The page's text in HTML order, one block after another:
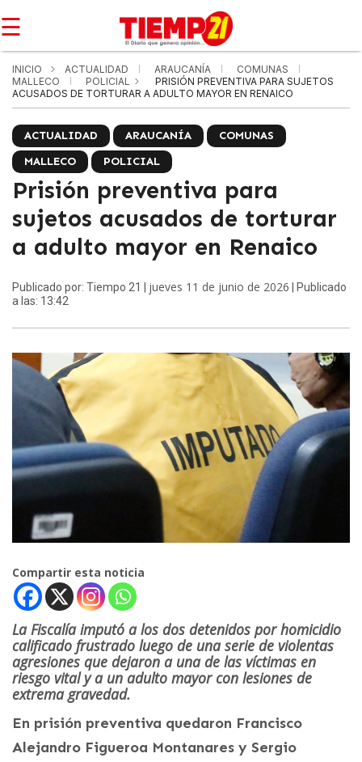
☰
INICIO ACTUALIDAD ARAUCANÍA
COMUNAS
MALLECO
POLICIAL
PRISIÓN PREVENTIVA PARA SUJETOS
ACUSADOS DE TORTURAR A ADULTO MAYOR EN RENAICO
ACTUALIDAD ARAUCANÍA
COMUNAS
MALLECO
POLICIAL
Prisión preventiva para
sujetos acusados de torturar
a adulto mayor en Renaico
Publicado por: Tiempo 21 | jueves 11 de junio de 2026 | Publicado
a las: 13:42
Compartir esta noticia
La Fiscalía imputó a los dos detenidos por homicidio
calificado frustrado luego de una serie de violentas
agresiones que dejaron a una de las víctimas en
riesgo vital y a un adulto mayor con lesiones de
extrema gravedad.
En prisión preventiva quedaron Francisco
Alejandro Figueroa Montanares y Sergio